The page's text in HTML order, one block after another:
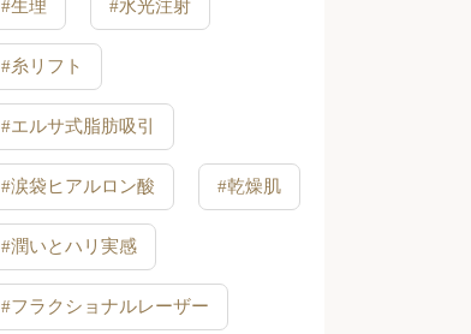
#生理 #水光注射
#糸リフト
#エルサ式脂肪吸引
#涙袋ヒアルロン酸 #乾燥肌
#潤いとハリ実感
#フラクショナルレーザー